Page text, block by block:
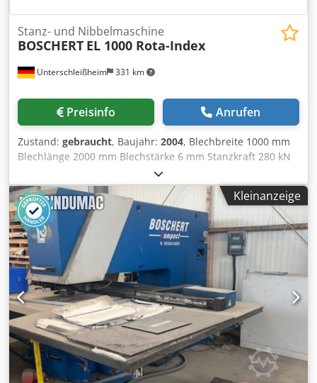
Unterschleißheim 331 km
Stanz- und Nibbelmaschine
BOSCHERT EL 1000 Rota-Index
Preisinfo Anrufen
Zustand: gebraucht, Baujahr: 2004, Blechbreite 1000 mm
Blechlänge 2000 mm Blechstärke 6 mm Stanzkraft 280 kN
Steuerung Boschert Anschlußwert 18 kVA Absicherung in
der Leitung 3 x 20 A Gesamtleistungsbedarf 15 kW
Maschinengewicht ca. 11 t Raumbedarf ca. 4,5 x 2,8 x 2,0
m Multi-Tool diverse Stempel / Matrizzen Software /
Dongle Metalix cncKad V10 Dsdpfx Anoyi Hpcewokr
Kleinanzeige